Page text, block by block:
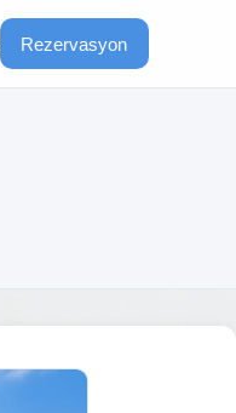
Rezervasyon